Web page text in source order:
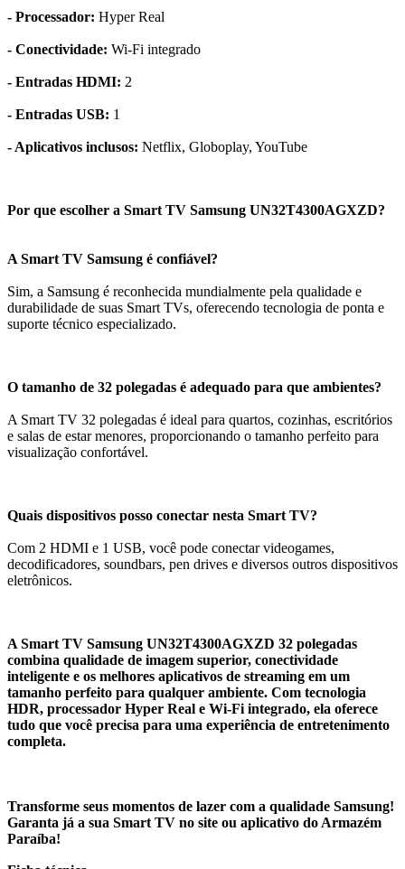
- Processador: Hyper Real
- Conectividade: Wi-Fi integrado
- Entradas HDMI: 2
- Entradas USB: 1
- Aplicativos inclusos: Netflix, Globoplay, YouTube
Por que escolher a Smart TV Samsung UN32T4300AGXZD?
A Smart TV Samsung é confiável?
Sim, a Samsung é reconhecida mundialmente pela qualidade e
durabilidade de suas Smart TVs, oferecendo tecnologia de ponta e
suporte técnico especializado.
O tamanho de 32 polegadas é adequado para que ambientes?
A Smart TV 32 polegadas é ideal para quartos, cozinhas, escritórios
e salas de estar menores, proporcionando o tamanho perfeito para
visualização confortável.
Quais dispositivos posso conectar nesta Smart TV?
Com 2 HDMI e 1 USB, você pode conectar videogames,
decodificadores, soundbars, pen drives e diversos outros dispositivos
eletrônicos.
A Smart TV Samsung UN32T4300AGXZD 32 polegadas
combina qualidade de imagem superior, conectividade
inteligente e os melhores aplicativos de streaming em um
tamanho perfeito para qualquer ambiente. Com tecnologia
HDR, processador Hyper Real e Wi-Fi integrado, ela oferece
tudo que você precisa para uma experiência de entretenimento
completa.
Transforme seus momentos de lazer com a qualidade Samsung!
Garanta já a sua Smart TV no site ou aplicativo do Armazém
Paraíba!